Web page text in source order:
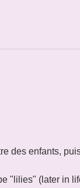
des enfants,
"lilies" (later in